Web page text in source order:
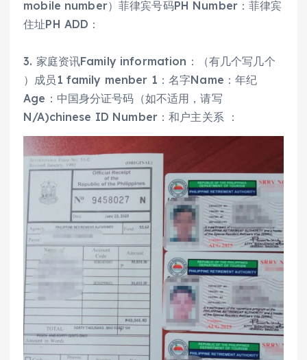
mobile number）菲律宾号码PH Number：菲律宾
住址PH ADD：
3. 家庭资讯Family information：（有几个写几个
）成员1 family menber 1：名字Name：年纪
Age：中国身分证号码（如不适用，请写
N/A)chinese ID Number：和户主关系 ：